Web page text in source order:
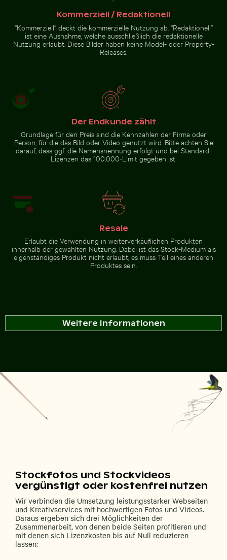
Solarbetriebene Ampel an
tropischer Straße
Zur Stock-Kollektion
Kommerziell / Redaktionell
“Kommerziell” deckt die kommerzielle Nutzung ab. “Redaktionell”
ist eine Ausnahme, welche ausschließlich die redaktionelle
Nutzung erlaubt. Diese Bilder haben keine Model- oder Property-
Releases.
Der Endkunde zählt
Grundlage für den Preis sind die Kennzahlen der Firma oder
Person, für die das Bild oder Video genutzt wird. Bitte achten Sie
darauf, dass ggf. die Namensnennung erfolgt und bei Standard-
Lizenzen das 100.000-Limit gegeben ist.
Resale
Erlaubt die Verwendung in weiterverkäuflichen Produkten
innerhalb der gewählten Nutzung. Dabei ist das Stock-Medium als
eigenständiges Produkt nicht erlaubt, es muss Teil eines anderen
Produktes sein.
Weitere Informationen
Stockfotos und Stockvideos
vergünstigt oder kostenfrei nutzen
Wir verbinden die Umsetzung leistungsstarker Webseiten
und Kreativservices mit hochwertigen Fotos und Videos.
Daraus ergeben sich drei Möglichkeiten der
Zusammenarbeit, von denen beide Seiten profitieren und
mit denen sich Lizenzkosten bis auf Null reduzieren
lassen: